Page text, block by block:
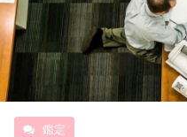
鑑定 占い師
キーワード別
彼の気持ち 恋の行方
今週の運勢 彼氏
鑑定